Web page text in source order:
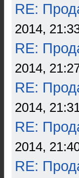
RE:
2014,
RE:
2014,
RE:
2014,
RE:
2014,
RE: